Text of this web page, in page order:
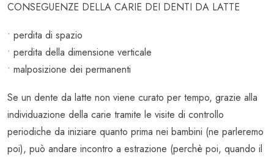
CONSEGUENZE DELLA CARIE DEI DENTI DA LATTE
• perdita di spazio
• perdita della dimensione verticale
• malposizione dei permanenti
Se un dente da latte non viene curato per tempo, grazie alla
individuazione della carie tramite le visite di controllo
periodiche da iniziare quanto prima nei bambini (ne parleremo
poi), può andare incontro a estrazione (perchè poi, quando il